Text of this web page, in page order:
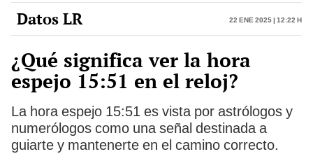
Datos LR 22 Ene 2025 | 12:22 h
¿Qué significa ver la hora
espejo 15:51 en el reloj?
La hora espejo 15:51 es vista por astrólogos y
numerólogos como una señal destinada a
guiarte y mantenerte en el camino correcto.